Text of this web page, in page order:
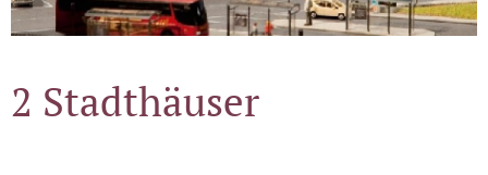
2 Stadthäuser